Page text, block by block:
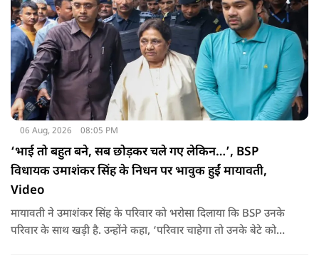
06 Aug, 2026 08:05 PM
‘भाई तो बहुत बने, सब छोड़कर चले गए लेकिन…’, BSP
विधायक उमाशंकर सिंह के निधन पर भावुक हुईं मायावती,
Video
मायावती ने उमाशंकर सिंह के परिवार को भरोसा दिलाया कि BSP उनके
परिवार के साथ खड़ी है. उन्होंने कहा, ‘परिवार चाहेगा तो उनके बेटे को